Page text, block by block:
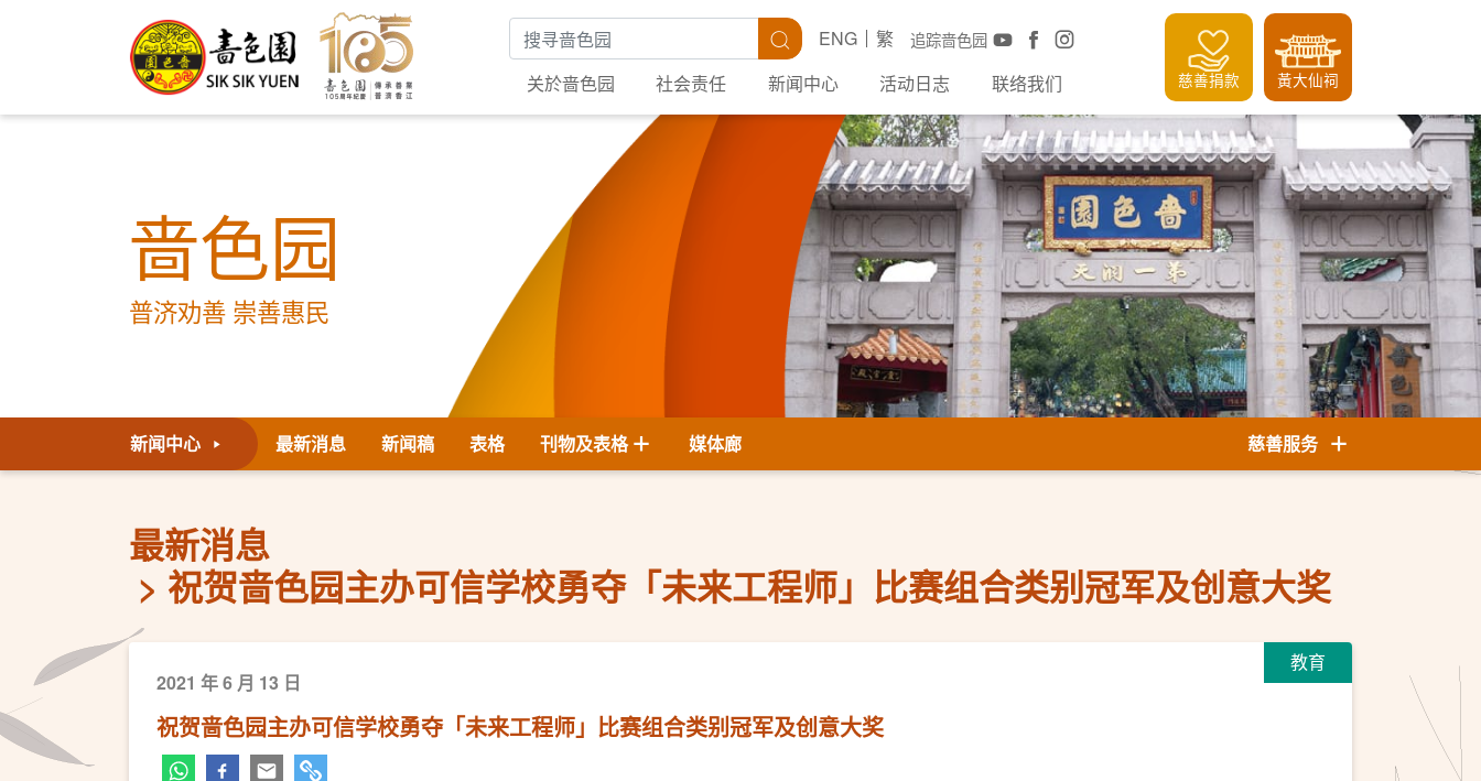
搜寻关键字 搜寻 追踪啬色园
ENG
繁
关於啬色园
社会责任 新闻中心 活动日志 联络我们 慈善捐款 黃大仙祠
啬色园
普济劝善 崇善惠民
新闻中心 最新消息 新闻稿 表格 刊物及表格 媒体廊 慈善服务
最新消息
祝贺啬色园主办可信学校勇夺「未来工程师」比赛组合类别冠军及创意大奖
教育
2021 年 6 月 13 日
祝贺啬色园主办可信学校勇夺「未来工程师」比赛组合类别冠军及创意大奖